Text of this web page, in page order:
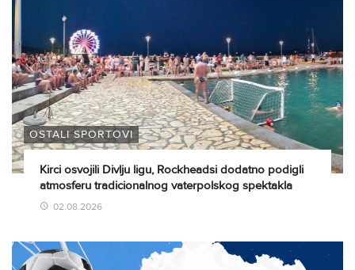
OSTALI SPORTOVI
Kirci osvojili Divlju ligu, Rockheadsi dodatno podigli
atmosferu tradicionalnog vaterpolskog spektakla
02.08.2026